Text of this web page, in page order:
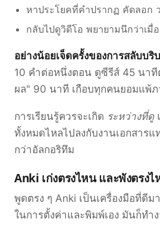
หาประโยคที่คำปรากฏ คัดลอก
กลับไปดูวิดีโอ พยายามนึกว่าเมื่
อย่างน้อยเจ็ดครั้งของการสลับบริ
10 คำต่อหนึ่งตอน ดูซีรีส์ 45 นาที
ผล" 90 นาที เกือบทุกคนยอมแพ้
การเรียนรู้ควรจะเกิด ระหว่างที่ดู
ทั้งหมดไหลไปลงกับงานเอกสาร
กว่าอัลกอริทึม
Anki เก่งตรงไหน และพังตรงไ
พูดตรง ๆ Anki เป็นเครื่องมือที่ดีม
ในการตั้งค่าและพิมพ์เอง มันก็ทำ